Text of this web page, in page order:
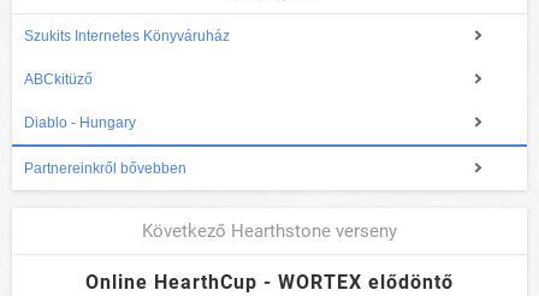
Szukits Internetes Könyváruház
ABCkitüző
Diablo - Hungary
Partnereinkről bővebben
Következő Hearthstone verseny
Online HearthCup - WORTEX elődöntő